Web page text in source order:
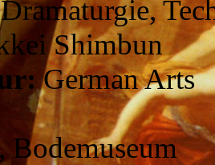
Shimbun
German Arts